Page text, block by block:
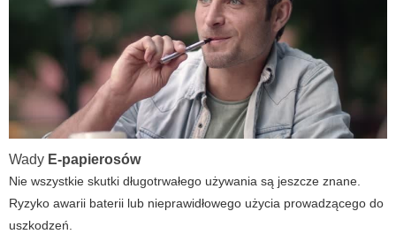
Wady E-papierosów
Nie wszystkie skutki długotrwałego używania są jeszcze znane.
Ryzyko awarii baterii lub nieprawidłowego użycia prowadzącego do
uszkodzeń.